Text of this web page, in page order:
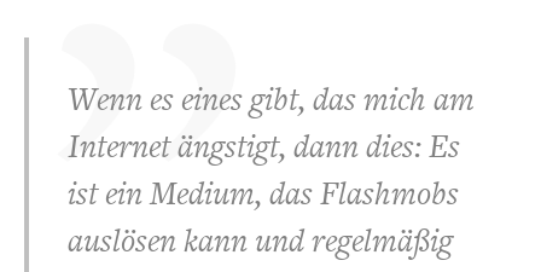
Wenn es eines gibt, das mich am
Internet ängstigt, dann dies: Es
ist ein Medium, das Flashmobs
auslösen kann und regelmäßig